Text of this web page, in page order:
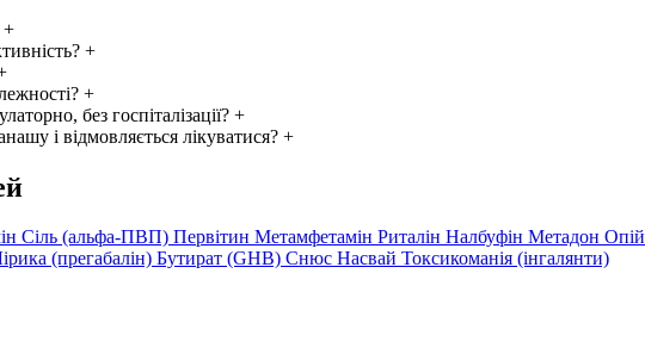
+
+
+
без госпіталізації? +
і відмовляється лікуватися? +
Сіль (альфа-ПВП) Первітин Метамфетамін Риталін Налбуфін Метадон Опій
(прегабалін) Бутират (GHB) Снюс Насвай Токсикоманія (інгалянти)